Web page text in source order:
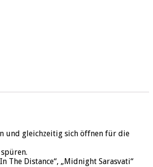
und gleichzeitig sich öffnen für die
The Distance“, „Midnight Sarasvati“